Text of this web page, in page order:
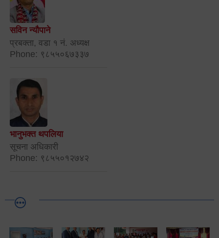
सविन न्यौपाने
प्रबक्ता, वडा १ नं. अध्यक्ष
Phone: ९८५५०६७३३७
भानुभक्त थपलिया
सूचना अधिकारी
Phone: ९८५५०१२७४२